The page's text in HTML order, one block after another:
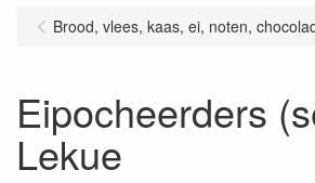
Brood, vlees, kaas, ei, noten,
Eipocheerders
Lekue